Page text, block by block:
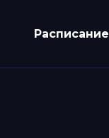
Расписание